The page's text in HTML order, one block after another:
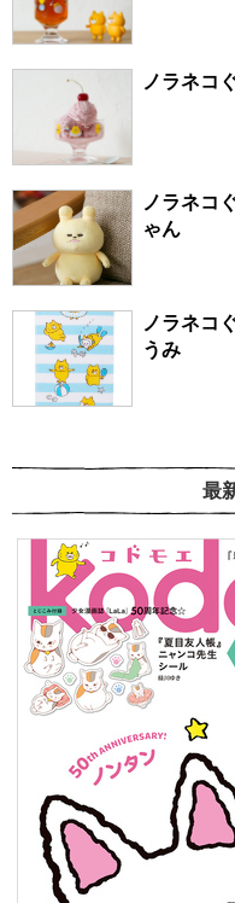
ノラネコ
ゃん
ノラネコ
うみ
最